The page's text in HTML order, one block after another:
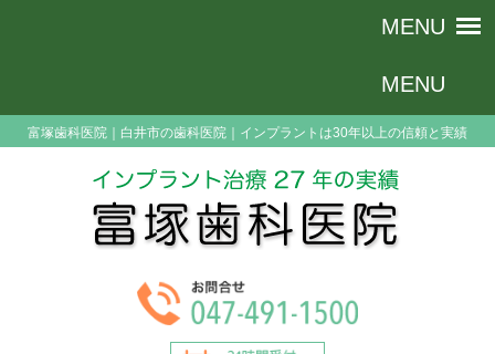
富塚歯科医院｜白井市の歯科医院｜インプラントは30年以上の信頼と実績